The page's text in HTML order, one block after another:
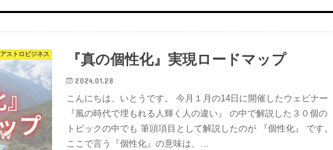
アストロビジネス 『真の個性化』実現ロードマップ
2024.01.28
こんにちは、いとうです。 今月１月の14日に開催したウェビナー
『風の時代で埋もれる人輝く人の違い』 の中で解説した３０個の
トピックの中でも 筆頭項目として解説したのが 『個性化』 です。
ここで言う『個性化』の意味は、…